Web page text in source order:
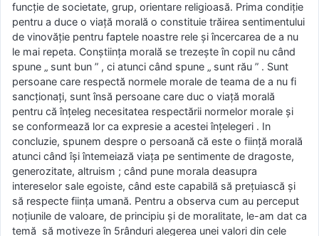
funcţie de societate, grup, orientare religioasă. Prima condiţie
pentru a duce o viaţă morală o constituie trăirea sentimentului
de vinovăţie pentru faptele noastre rele şi încercarea de a nu
le mai repeta. Conştiinţa morală se trezeşte în copil nu când
spune „ sunt bun ” , ci atunci când spune „ sunt rău ” . Sunt
persoane care respectă normele morale de teama de a nu fi
sancţionaţi, sunt însă persoane care duc o viaţă morală
pentru că înţeleg necesitatea respectării normelor morale şi
se conformează lor ca expresie a acestei înţelegeri . In
concluzie, spunem despre o persoană că este o fiinţă morală
atunci când îşi întemeiază viaţa pe sentimente de dragoste,
generozitate, altruism ; când pune morala deasupra
intereselor sale egoiste, când este capabilă să preţuiască şi
să respecte fiinţa umană. Pentru a observa cum au perceput
noţiunile de valoare, de principiu şi de moralitate, le-am dat ca
temă să motiveze în 5rânduri alegerea unei valori din cele